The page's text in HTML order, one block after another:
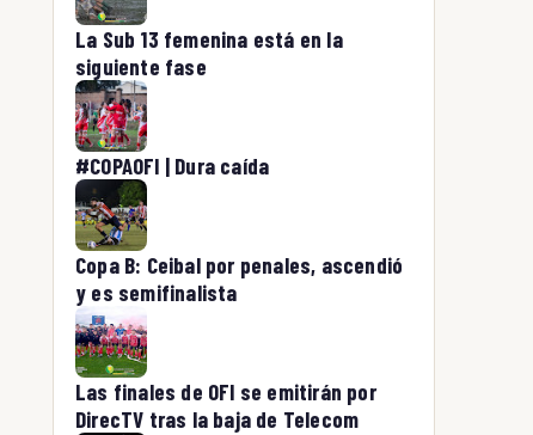
La Sub 13 femenina está en la
siguiente fase
#COPAOFI | Dura caída
Copa B: Ceibal por penales, ascendió
y es semifinalista
Las finales de OFI se emitirán por
DirecTV tras la baja de Telecom